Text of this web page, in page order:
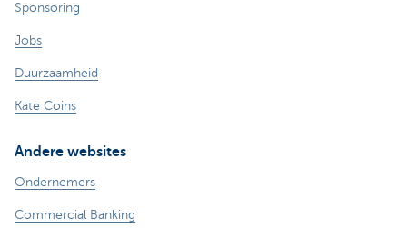
Sponsoring
Jobs
Duurzaamheid
Kate Coins
Andere websites
Ondernemers
Commercial Banking